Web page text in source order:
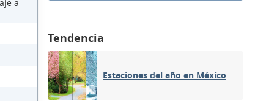
a
Tendencia
Estaciones del año en México